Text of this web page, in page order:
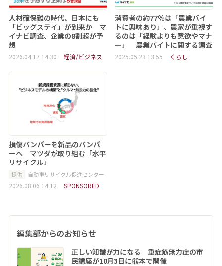
人材確保難の時代、日本にも
「ビッグステイ」が到来か マ
イナビ調査、企業の8割超が予
想
2026.04.17 14:30 経済/ビジネス
消費者の約77％は「農業バイ
トに興味あり」、農家が重視す
るのは「経験よりも意欲やマナ
ー」 農業バイトに関する調査
2025.05.23 13:55 くらし
損傷バンパーを新品のバンパ
ーへ マツダが取り組む「水平
リサイクル」
提供 自動車リサイクル促進センター
2026.08.06 14:12 SPONSORED
編集部からのお知らせ
正しい知識が力になる 重症筋無力症の市
民講座が10月3日に熊本で開催